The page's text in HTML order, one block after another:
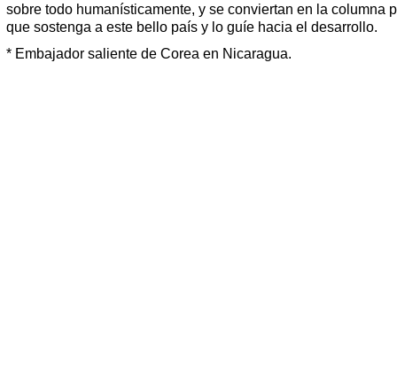
sobre todo humanísticamente, y se conviertan en la columna
que sostenga a este bello país y lo guíe hacia el desarrollo.
* Embajador saliente de Corea en Nicaragua.